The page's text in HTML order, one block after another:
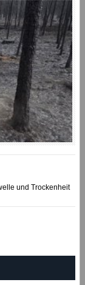
und Trockenheit